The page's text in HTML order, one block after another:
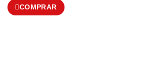
COMPRAR